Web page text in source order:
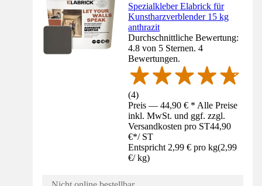
Spezialkleber Elabrick für
Kunstharzverblender 15 kg
anthrazit
Durchschnittliche Bewertung:
4.8 von 5 Sternen. 4
Bewertungen.
(4)
Preis — 44,90 € * Alle Preise
inkl. MwSt. und ggf. zzgl.
Versandkosten pro ST44,90
€*/ ST
Entspricht 2,99 € pro kg(2,99
€/ kg)